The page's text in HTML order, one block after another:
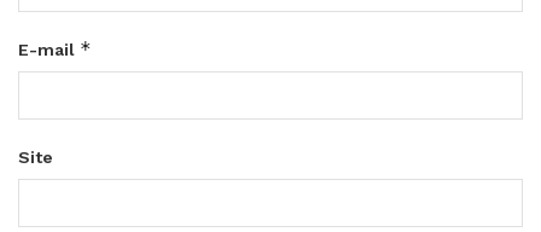
E-mail *
Site